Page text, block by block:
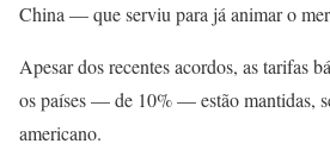
China — que serviu para já animar o
Apesar dos recentes acordos, as tarifas
os países — de 10% — estão mantidas,
americano.